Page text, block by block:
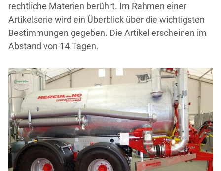
rechtliche Materien berührt. Im Rahmen einer
Artikelserie wird ein Überblick über die wichtigsten
Bestimmungen gegeben. Die Artikel erscheinen im
Abstand von 14 Tagen.